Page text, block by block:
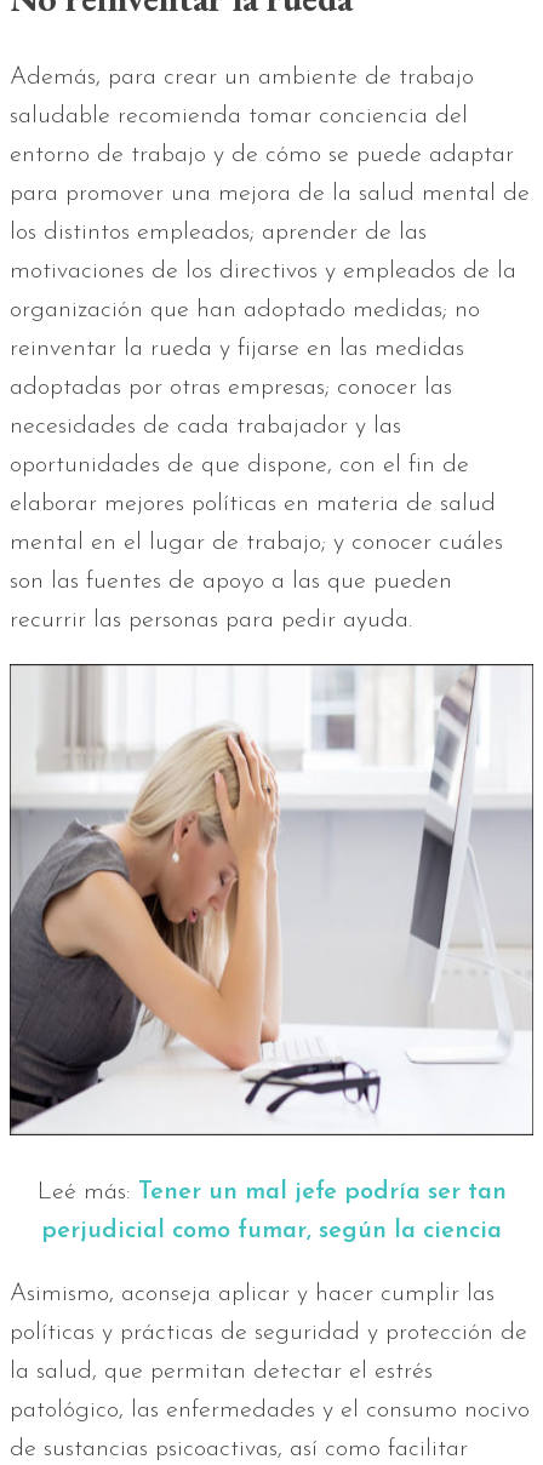
Además, para crear un ambiente de trabajo
saludable recomienda tomar conciencia del
entorno de trabajo y de cómo se puede adaptar
para promover una mejora de la salud mental de
los distintos empleados; aprender de las
motivaciones de los directivos y empleados de la
organización que han adoptado medidas; no
reinventar la rueda y fijarse en las medidas
adoptadas por otras empresas; conocer las
necesidades de cada trabajador y las
oportunidades de que dispone, con el fin de
elaborar mejores políticas en materia de salud
mental en el lugar de trabajo; y conocer cuáles
son las fuentes de apoyo a las que pueden
recurrir las personas para pedir ayuda.
Leé más:
Tener un mal jefe podría ser tan
perjudicial como fumar, según la ciencia
Asimismo, aconseja aplicar y hacer cumplir las
políticas y prácticas de seguridad y protección de
la salud, que permitan detectar el estrés
patológico, las enfermedades y el consumo nocivo
de sustancias psicoactivas, así como facilitar